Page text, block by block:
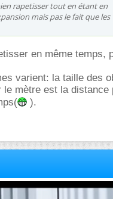
rapetisser tout en étant en
mais pas le fait que les
en même temps,
varient: la taille des
mètre est la distance
).